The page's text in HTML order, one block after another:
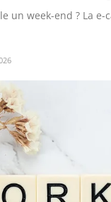
un week-end ? La e-